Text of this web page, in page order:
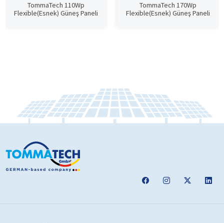
TommaTech 110Wp
Flexible(Esnek) Güneş Paneli
TommaTech 170Wp
Flexible(Esnek) Güneş Paneli